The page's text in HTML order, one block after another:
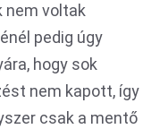
nem voltak
pedig úgy
hogy sok
nem kapott, így
csak a mentő